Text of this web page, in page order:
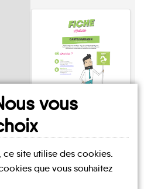
vous
ce site utilise des cookies.
que vous souhaitez